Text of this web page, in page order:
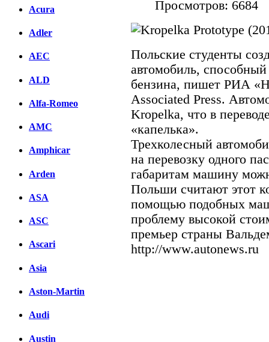
Acura
Adler
AEC
ALD
Alfa-Romeo
AMC
Amphicar
Arden
ASA
ASC
Ascari
Asia
Aston-Martin
Audi
Austin
Просмотров: 6684
Польские студенты
автомобиль,
бензина, пишет РИА
Associated Press.
Kropelka, что в
«капелька».
Трехколесный
на перевозку одного
габаритам машину
Польши считают этот
помощью подобных
проблему высокой
премьер страны
http://www.autonews.ru